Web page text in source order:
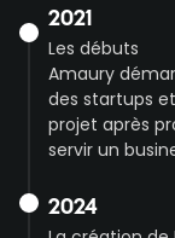
2021
Les débuts
Amaury
des startups
projet après
servir un
2024